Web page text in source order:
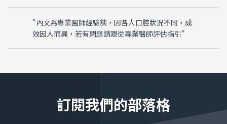
"內文為專業醫師經驗談，因各人口腔狀況不同，成
效因人而異，若有問題請跟從專業醫師評估指引"
訂閱我們的部落格